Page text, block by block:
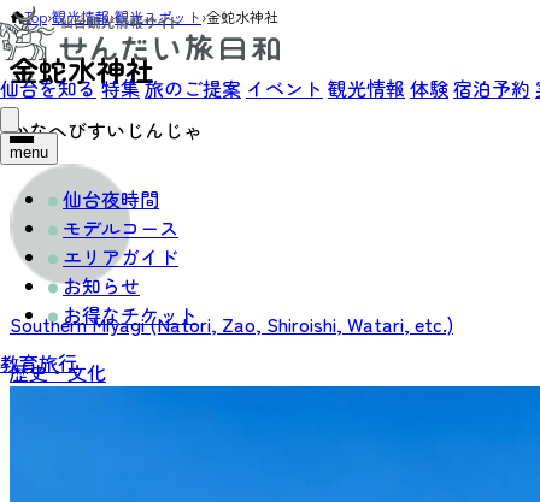
仙台を知る特集旅のご提案 イベント 観光情報 体験宿泊予約
menu
仙台夜時間
モデルコース
エリアガイド
お知らせ
お得なチケット
教育旅行
Top›観光情報›観光スポット›金蛇水神社
金蛇水神社
かなへびすいじんじゃ
Southern Miyagi (Natori, Zao, Shiroishi, Watari, etc.)
歴史・文化